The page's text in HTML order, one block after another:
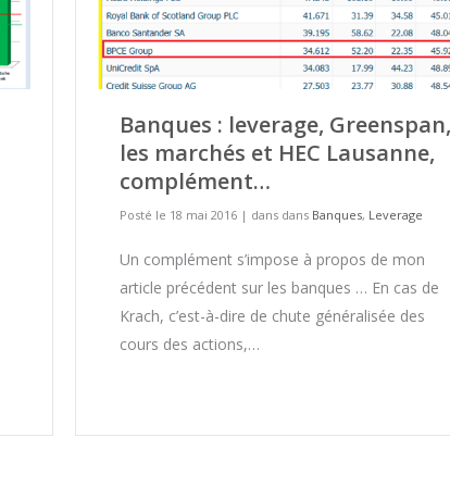
Banques : leverage, Greenspan,
les marchés et HEC Lausanne,
complément…
Posté le 18 mai 2016 | dans dans Banques, Leverage
Un complément s’impose à propos de mon
article précédent sur les banques … En cas de
Krach, c’est-à-dire de chute généralisée des
cours des actions,…